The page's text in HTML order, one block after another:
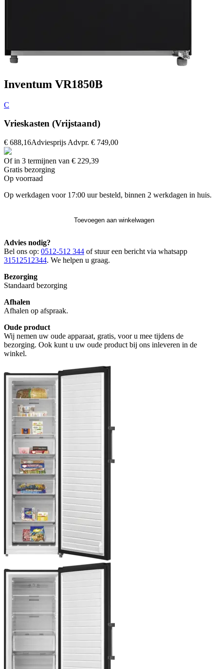
Inventum VR1850B
C
Vrieskasten (Vrijstaand)
€ 688,16Adviesprijs Advpr. € 749,00
Of in 3 termijnen van € 229,39
Gratis bezorging
Op voorraad
Op werkdagen voor 17:00 uur besteld, binnen 2 werkdagen in huis.
Toevoegen aan winkelwagen
Advies nodig?
Bel ons op: 0512-512 344 of stuur een bericht via whatsapp
31512512344. We helpen u graag.
Bezorging
Standaard bezorging
Afhalen
Afhalen op afspraak.
Oude product
Wij nemen uw oude apparaat, gratis, voor u mee tijdens de
bezorging. Ook kunt u uw oude product bij ons inleveren in de
winkel.